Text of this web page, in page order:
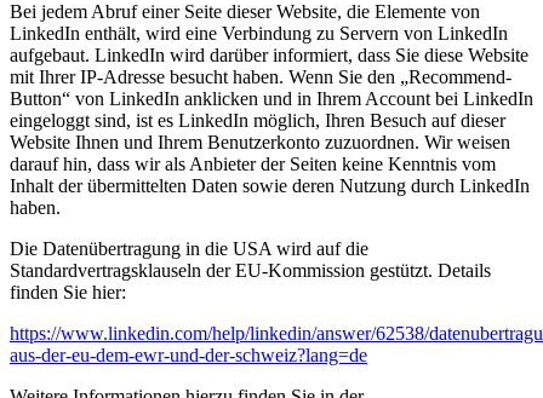
Bei jedem Abruf einer Seite dieser Website, die Elemente von
LinkedIn enthält, wird eine Verbindung zu Servern von LinkedIn
aufgebaut. LinkedIn wird darüber informiert, dass Sie diese Website
mit Ihrer IP-Adresse besucht haben. Wenn Sie den „Recommend-
Button“ von LinkedIn anklicken und in Ihrem Account bei LinkedIn
eingeloggt sind, ist es LinkedIn möglich, Ihren Besuch auf dieser
Website Ihnen und Ihrem Benutzerkonto zuzuordnen. Wir weisen
darauf hin, dass wir als Anbieter der Seiten keine Kenntnis vom
Inhalt der übermittelten Daten sowie deren Nutzung durch LinkedIn
haben.
Die Datenübertragung in die USA wird auf die
Standardvertragsklauseln der EU-Kommission gestützt. Details
finden Sie hier:
https://www.linkedin.com/help/linkedin/answer/62538/
aus-der-eu-dem-ewr-und-der-schweiz?lang=de